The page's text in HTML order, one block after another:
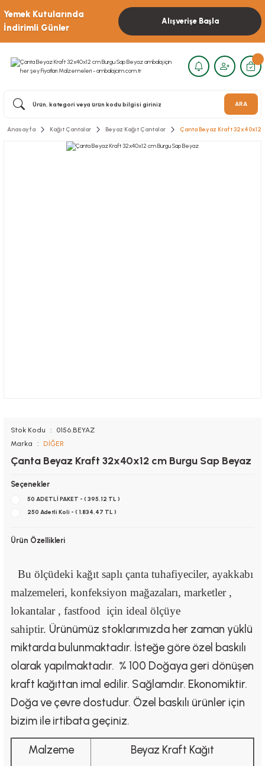
Yemek Kutularında
İndirimli Günler
Alışverişe Başla
ARA
Anasayfa Kağıt Çantalar Beyaz Kağıt Çantalar Çanta Beyaz Kraft 32x40x12
Stok Kodu
0156.BEYAZ
Marka
DİĞER
Çanta Beyaz Kraft 32x40x12 cm Burgu Sap Beyaz
Seçenekler
50 ADETLİ PAKET - ( 395,12 TL )
250 Adetli Koli - ( 1.834,47 TL )
Ürün Özellikleri
Bu ölçüdeki kağıt saplı çanta tuhafiyeciler, ayakkabı
malzemeleri, konfeksiyon mağazaları, marketler ,
lokantalar , fastfood için ideal ölçüye
sahiptir. Ürünümüz stoklarımızda her zaman yüklü
miktarda bulunmaktadır. İsteğe göre özel baskılı
olarak yapılmaktadır. % 100 Doğaya geri dönüşen
kraft kağıttan imal edilir. Sağlamdır. Ekonomiktir.
Doğa ve çevre dostudur. Özel baskılı ürünler için
bizim ile irtibata geçiniz.
Malzeme Beyaz Kraft Kağıt